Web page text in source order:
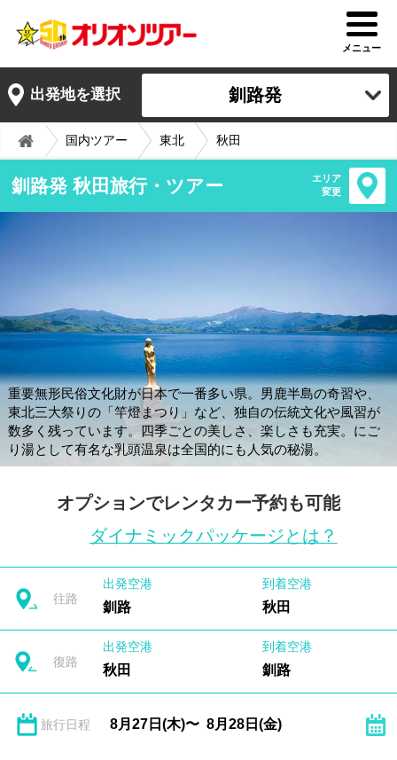
メニュー
出発地を選択 釧路発
国内ツアー 東北 秋田
釧路発 秋田旅行・ツアー
エリア
変更
重要無形民俗文化財が日本で一番多い県。男鹿半島の奇習や、
東北三大祭りの「竿燈まつり」など、独自の伝統文化や風習が
数多く残っています。四季ごとの美しさ、楽しさも充実。にご
り湯として有名な乳頭温泉は全国的にも人気の秘湯。
オプションでレンタカー予約も可能
ダイナミックパッケージとは？
往路
出発空港
釧路
到着空港
秋田
復路
出発空港
秋田
到着空港
釧路
旅行日程